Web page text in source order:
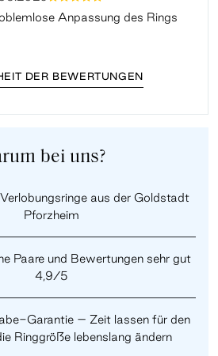
Anpassung des Rings
DER BEWERTUNGEN
bei uns?
aus der Goldstadt
Pforzheim
Paare und Bewertungen sehr gut
4,9/5
Garantie – Zeit lassen für den
Ringgröße lebenslang ändern